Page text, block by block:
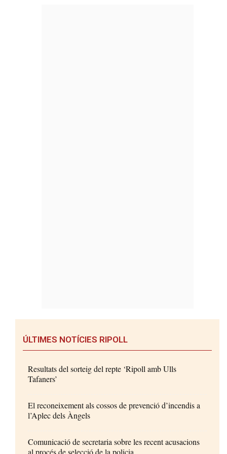
ÚLTIMES NOTÍCIES RIPOLL
Resultats del sorteig del repte ‘Ripoll amb Ulls
Tafaners’
El reconeixement als cossos de prevenció d’incendis a
l’Aplec dels Àngels
Comunicació de secretaria sobre les recent acusacions
al procés de selecció de la policia...